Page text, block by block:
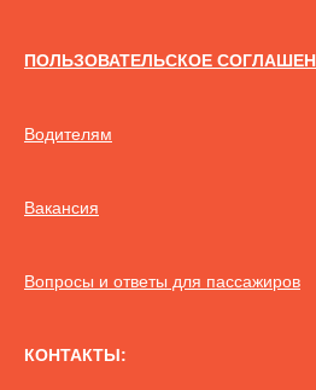
ПОЛЬЗОВАТЕЛЬСКОЕ
Водителям
Вакансия
Вопросы и ответы для пассажиров
КОНТАКТЫ: